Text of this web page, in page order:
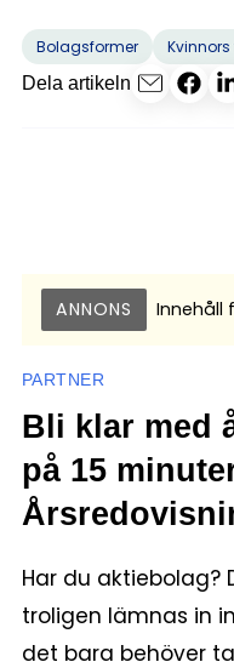
Bolagsformer
Dela artikeln
ANNONS Innehåll
PARTNER
Bli klar med
på 15
Har du aktiebolag?
troligen lämnas in
det bara behöver